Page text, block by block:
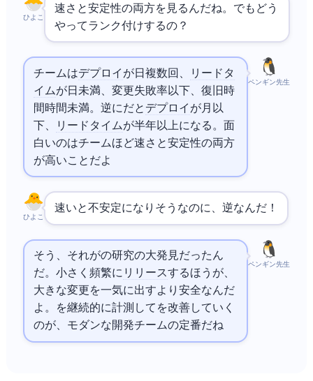
ひよこ
速さと安定性の両方を見るんだね。でもどう
やってランク付けするの？
ペンギン先生
Elite チームはデプロイ が1日複数回、
リードタ
イムが1日未満、変更失敗率15%以下、復旧時
間1時間未満。逆に Low だと デプロイ が月1以
下、
リードタイムが半年以上になる。面
白いのは Elite チームほど速さと安定性の両方
が高いことだよ
ひよこ
速いと不安定になりそうなのに、逆なんだ！
ペンギン先生
そう、それが DORA の研究の大発見だったん
だ。小さく頻繁に リリースするほうが、
大きな変更を一気に出すより安全なんだ
よ。Four Keys を継続的に計測して を改善していく
のが、モダンな開発チームの定番だね